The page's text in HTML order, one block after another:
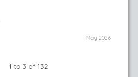
May 2026
1 to 3 of 132